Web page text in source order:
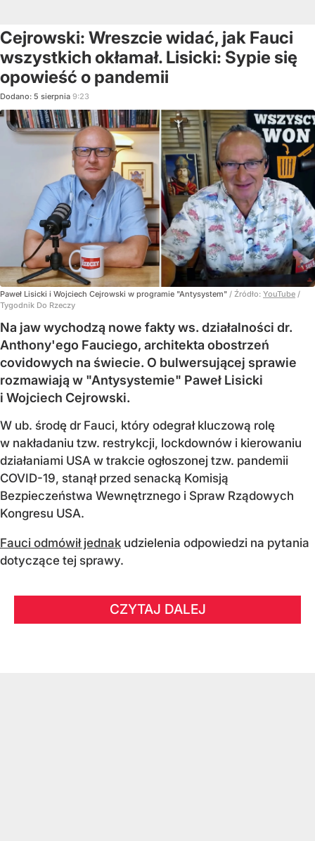
Cejrowski: Wreszcie widać, jak Fauci
wszystkich okłamał. Lisicki: Sypie się
opowieść o pandemii
Dodano: 5 sierpnia 9:23
Paweł Lisicki i Wojciech Cejrowski w programie "Antysystem" / Źródło: YouTube /
Tygodnik Do Rzeczy
Na jaw wychodzą nowe fakty ws. działalności dr.
Anthony'ego Fauciego, architekta obostrzeń
covidowych na świecie. O bulwersującej sprawie
rozmawiają w "Antysystemie" Paweł Lisicki
i Wojciech Cejrowski.
W ub. środę dr Fauci, który odegrał kluczową rolę
w nakładaniu tzw. restrykcji, lockdownów i kierowaniu
działaniami USA w trakcie ogłoszonej tzw. pandemii
COVID-19, stanął przed senacką Komisją
Bezpieczeństwa Wewnętrznego i Spraw Rządowych
Kongresu USA.
Fauci odmówił jednak udzielenia odpowiedzi na pytania
dotyczące tej sprawy.
CZYTAJ DALEJ